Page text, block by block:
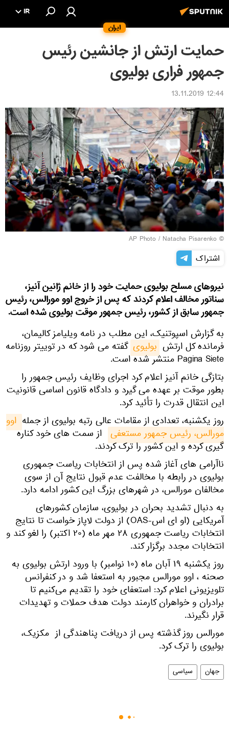
ایران
IR
حمایت ارتش از جانشین رئیس
جمهور فراری بولیوی
12:44 13.11.2019
© AP Photo /
Natacha Pisarenko
اشتراک
نیروهای مسلح بولیوی حمایت خود را از خانم ژانین آنیز،
سناتور مخالف اعلام کردند که پس از خروج اوو مورالس، رئیس
جمهور سابق از کشور، رئیس جمهور موقت بولیوی شده است.
به گزارش اسپوتنیک، این مطلب در نامه ویلیامز کالیمان،
فرمانده کل ارتش بولیوی گفته می شود که در توییتر روزنامه
Pagina Siete منتشر شده است.
بتازگی خانم آنیز اعلام کرد اجرای وظایف رئیس جمهور را
بطور موقت بر عهده می گیرد و دادگاه قانون اساسی قانونیت
این انتقال قدرت را تأئید کرد.
روز یکشنبه، تعدادی از مقامات عالی رتبه بولیوی از جمله
مورالس، رئیس جمهور مستعفی از سمت های خود کناره
گیری کرده و این کشور را ترک کردند.
ناآرامی های آغاز شده پس از انتخابات ریاست جمهوری
بولیوی در رابطه با مخالفت عدم قبول نتایج آن از سوی
مخالفان مورالس، در شهرهای بزرگ این کشور ادامه دارد.
به دنبال تشدید بحران در بولیوی، سازمان کشورهای
آمریکایی (او ای اس-OAS) از دولت لاپاز خواست تا نتایج
انتخابات ریاست جمهوری ۲۸ مهر ماه (۲۰ اکتبر) را لغو کند و
انتخابات مجدد برگزار کند.
روز یکشنبه ۱۹ آبان ماه (۱۰ نوامبر) با ورود ارتش بولیوی به
صحنه ، اوو مورالس مجبور به استعفا شد و در کنفرانس
تلویزیونی اعلام کرد: استعفای خود را تقدیم می‌کنیم تا
برادران و خواهران کارمند دولت هدف حملات و تهدیدات
قرار نگیرند.
مورالس روز گذشته پس از دریافت پناهندگی از مکزیک،
بولیوی را ترک کرد.
جهان سیاسی